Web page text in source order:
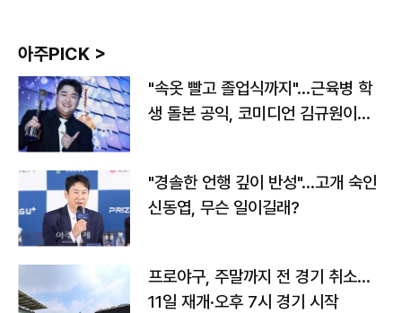
아주PICK >
"속옷 빨고 졸업식까지"…근육병 학
생 돌본 공익, 코미디언 김규원이었
"경솔한 언행 깊이 반성"…고개 숙인
신동엽, 무슨 일이길래?
프로야구, 주말까지 전 경기 취소…
11일 재개·오후 7시 경기 시작